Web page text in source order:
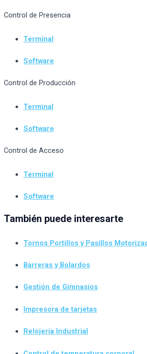
Control de Presencia
Terminal
Software
Control de Producción
Terminal
Software
Control de Acceso
Terminal
Software
También puede interesarte
Tornos Portillos y Pasillos
Barreras y Bolardos
Gestión de Gimnasios
Impresora de tarjetas
Relojería Industrial